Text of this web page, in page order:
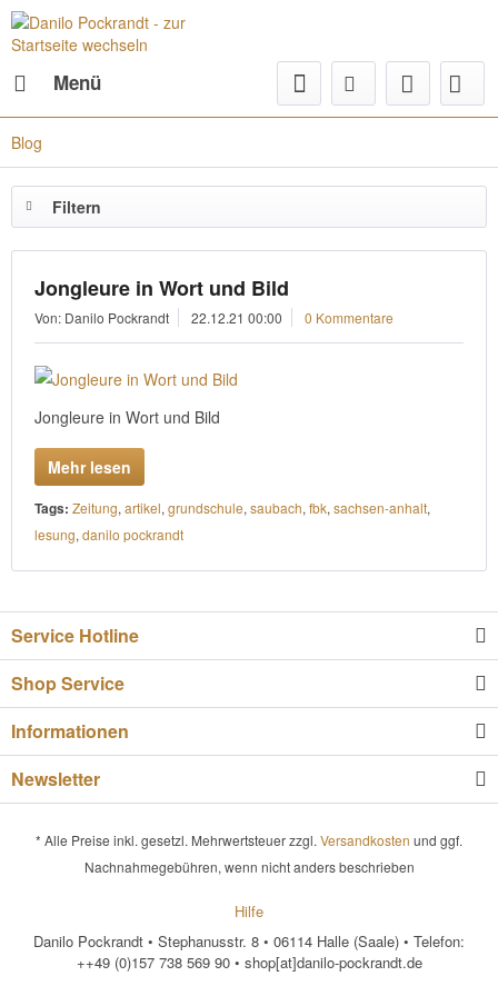
Menü
Blog
Filtern
Jongleure in Wort und Bild
Von: Danilo Pockrandt 22.12.21 00:00 0 Kommentare
Jongleure in Wort und Bild
Mehr lesen
Tags: Zeitung, artikel, grundschule, saubach, fbk, sachsen-anhalt,
lesung, danilo pockrandt
Service Hotline
Shop Service
Informationen
Newsletter
* Alle Preise inkl. gesetzl. Mehrwertsteuer zzgl. Versandkosten und ggf.
Nachnahmegebühren, wenn nicht anders beschrieben
Hilfe
Danilo Pockrandt • Stephanusstr. 8 • 06114 Halle (Saale) • Telefon:
++49 (0)157 738 569 90 • shop[at]danilo-pockrandt.de